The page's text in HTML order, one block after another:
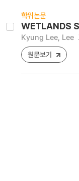
학위논문
WETLANDS
Kyung Lee, Lee
원문보기